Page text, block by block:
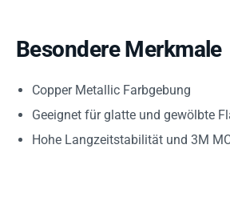
Besondere Merkmale
Copper Metallic Farbgebung
Geeignet für glatte und gewölbte
Hohe Langzeitstabilität und 3M